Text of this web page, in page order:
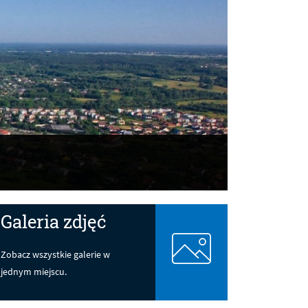
Galeria zdjęć
Zobacz wszystkie galerie w
jednym miejscu.